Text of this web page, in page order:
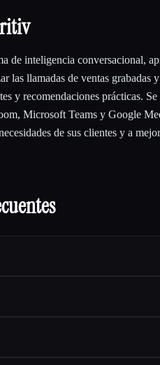
de inteligencia conversacional,
las llamadas de ventas grabadas
y recomendaciones prácticas.
Microsoft Teams y Google
de sus clientes y a